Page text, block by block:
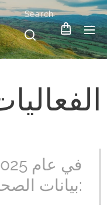
Search
بيانات الصحة فعاليتين محوريتين: